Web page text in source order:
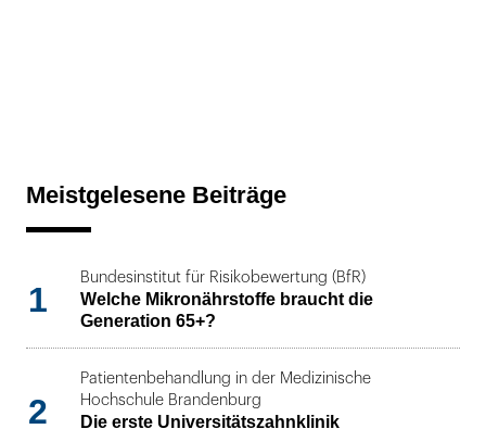
Meistgelesene Beiträge
1
Bundesinstitut für Risikobewertung (BfR)
Welche Mikronährstoffe braucht die
Generation 65+?
2
Patientenbehandlung in der Medizinische
Hochschule Brandenburg
Die erste Universitätszahnklinik